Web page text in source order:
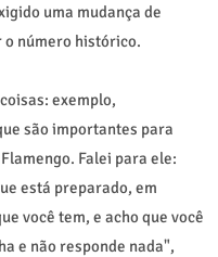
uma mudança de
número histórico.
exemplo,
são importantes para
Falei para ele:
está preparado, em
você tem, e acho que você
e não responde nada",